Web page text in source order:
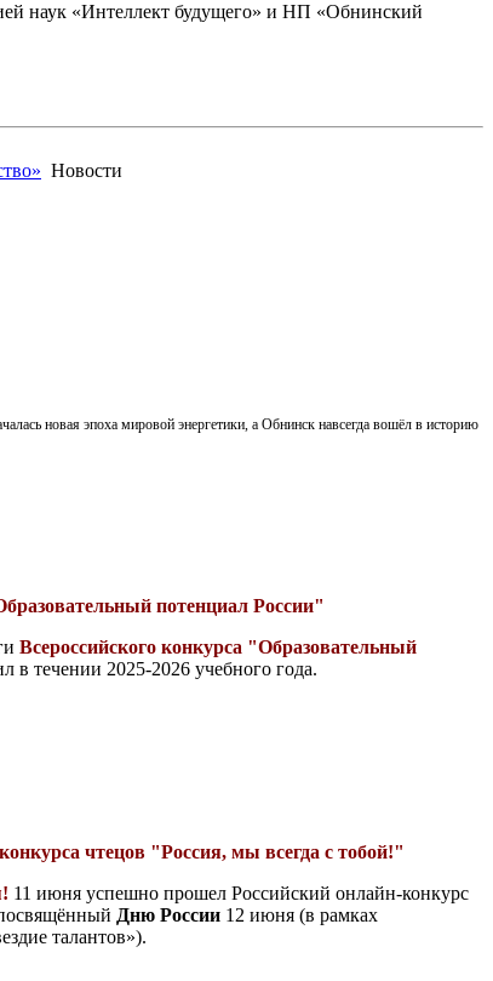
наук «Интеллект будущего» и НП «Обнинский
Новости
новая эпоха мировой энергетики, а Обнинск навсегда вошёл в историю
потенциал России"
Всероссийcкого конкурса "Образовательный
в течении 2025-2026 учебного года.
чтецов "Россия, мы всегда с тобой!"
11 июня успешно прошел Российский онлайн-конкурс
Дню России 12 июня (в рамках
талантов»).